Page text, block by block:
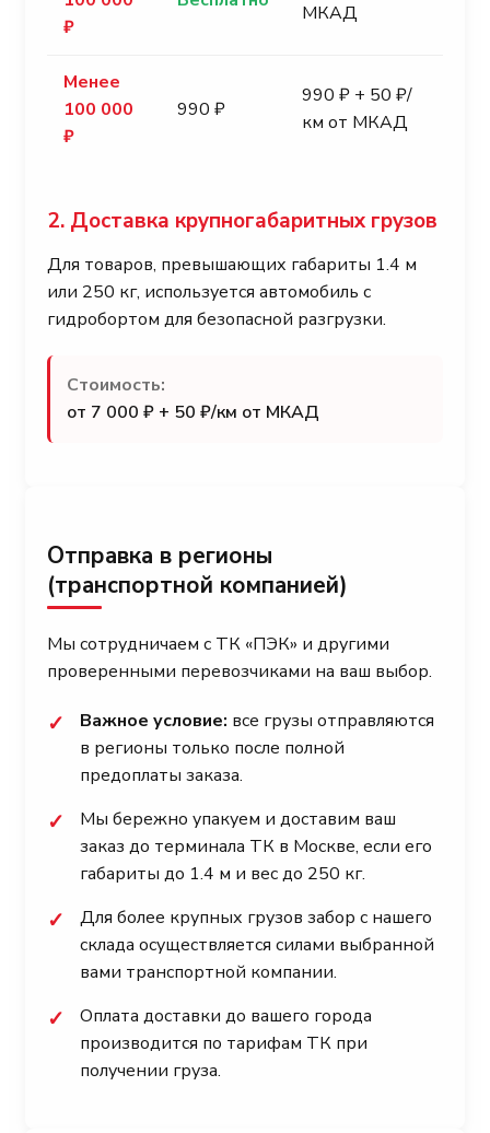
₽
МКАД
Менее
100 000
₽
990 ₽
990 ₽ + 50 ₽/
км от МКАД
2. Доставка крупногабаритных грузов
Для товаров, превышающих габариты 1.4 м
или 250 кг, используется автомобиль с
гидробортом для безопасной разгрузки.
Стоимость:
от 7 000 ₽ + 50 ₽/км от МКАД
Отправка в регионы
(транспортной компанией)
Мы сотрудничаем с ТК «ПЭК» и другими
проверенными перевозчиками на ваш выбор.
✓ Важное условие: все грузы отправляются
в регионы только после полной
предоплаты заказа.
✓
Мы бережно упакуем и доставим ваш
заказ до терминала ТК в Москве, если его
габариты до 1.4 м и вес до 250 кг.
✓
Для более крупных грузов забор с нашего
склада осуществляется силами выбранной
вами транспортной компании.
✓
Оплата доставки до вашего города
производится по тарифам ТК при
получении груза.